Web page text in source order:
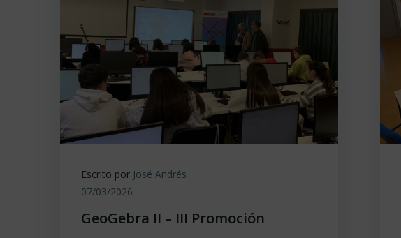
Escrito por José Andrés
07/03/2026
GeoGebra II – III Promoción